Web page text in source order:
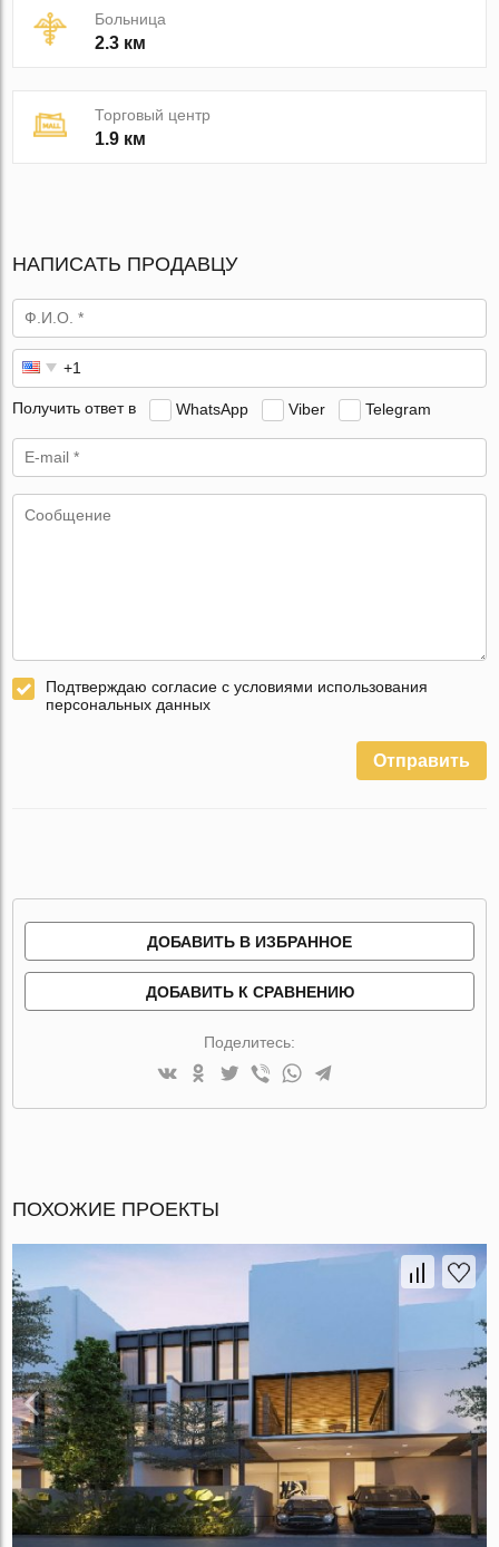
Больница
2.3 км
Торговый центр
1.9 км
НАПИСАТЬ ПРОДАВЦУ
Получить ответ в WhatsApp Viber Telegram
Подтверждаю согласие с условиями использования
персональных данных
Отправить
ДОБАВИТЬ В ИЗБРАННОЕ
ДОБАВИТЬ К СРАВНЕНИЮ
Поделитесь:
ПОХОЖИЕ ПРОЕКТЫ